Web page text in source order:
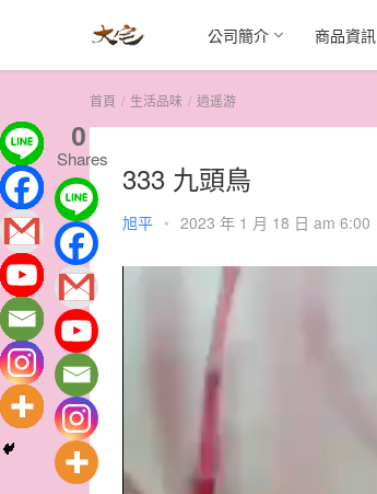
公司簡介 商品資訊
首頁 生活品味 逍遥游
333 九頭鳥
旭平 • 2023 年 1 月 18 日 am 6:00
0
Shares